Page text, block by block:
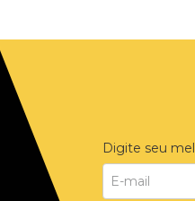
Digite seu